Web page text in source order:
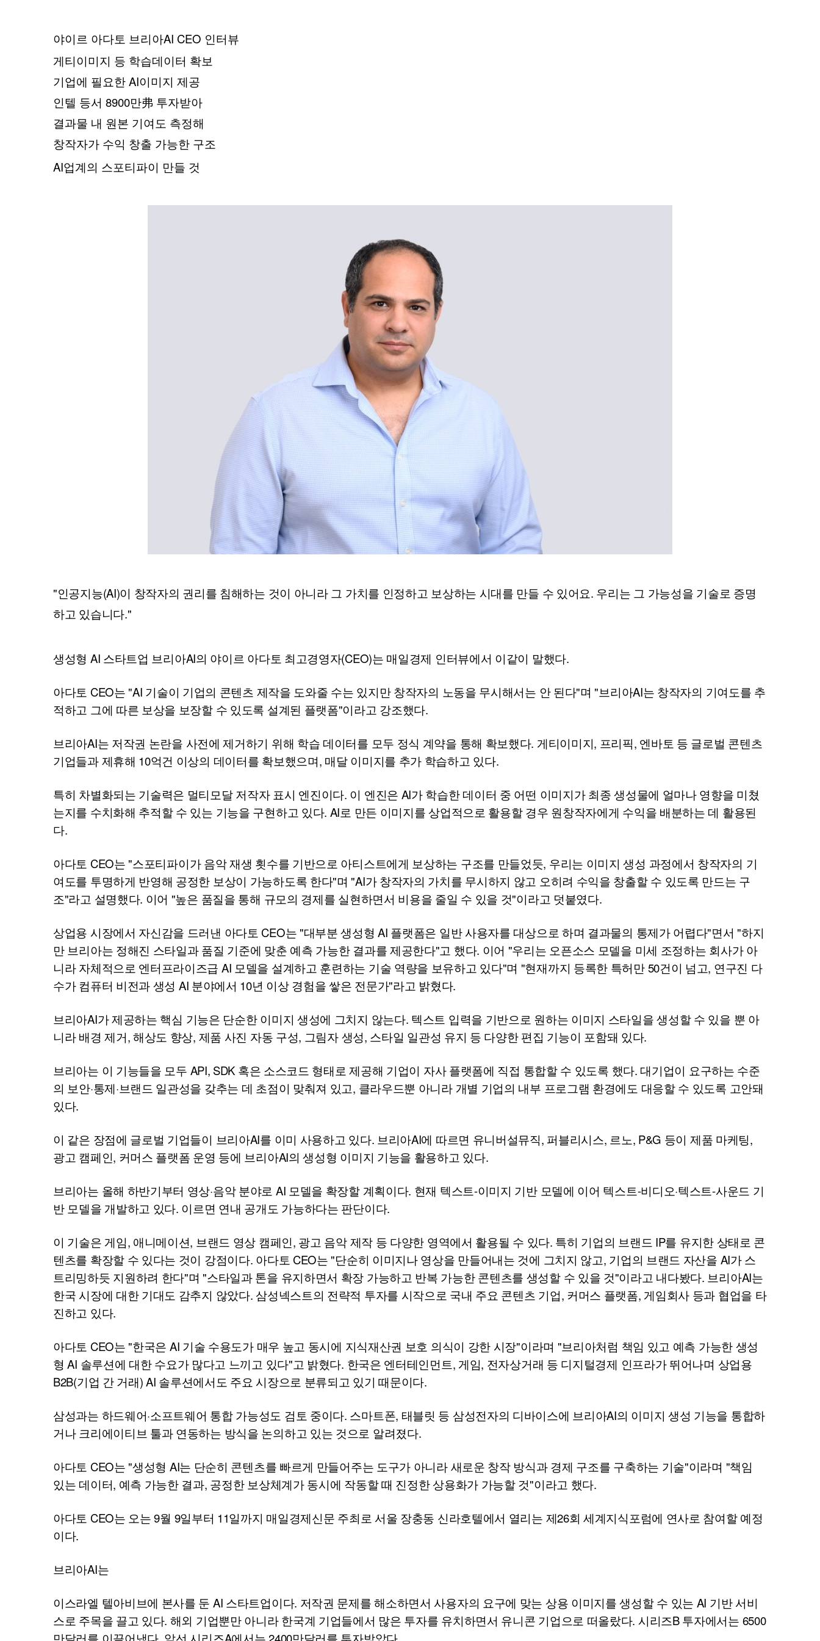
야이르 아다토 브리아AI CEO 인터뷰
게티이미지 등 학습데이터 확보
기업에 필요한 AI이미지 제공
인텔 등서 8900만弗 투자받아
결과물 내 원본 기여도 측정해
창작자가 수익 창출 가능한 구조
AI업계의 스포티파이 만들 것
"인공지능(AI)이 창작자의 권리를 침해하는 것이 아니라 그 가치를 인정하고 보상하는 시대를 만들 수 있어요. 우리는 그 가능성을 기술로 증명
하고 있습니다."
생성형 AI 스타트업 브리아AI의 야이르 아다토 최고경영자(CEO)는 매일경제 인터뷰에서 이같이 말했다.
아다토 CEO는 "AI 기술이 기업의 콘텐츠 제작을 도와줄 수는 있지만 창작자의 노동을 무시해서는 안 된다"며 "브리아AI는 창작자의 기여도를 추
적하고 그에 따른 보상을 보장할 수 있도록 설계된 플랫폼"이라고 강조했다.
브리아AI는 저작권 논란을 사전에 제거하기 위해 학습 데이터를 모두 정식 계약을 통해 확보했다. 게티이미지, 프리픽, 엔바토 등 글로벌 콘텐츠
기업들과 제휴해 10억건 이상의 데이터를 확보했으며, 매달 이미지를 추가 학습하고 있다.
특히 차별화되는 기술력은 멀티모달 저작자 표시 엔진이다. 이 엔진은 AI가 학습한 데이터 중 어떤 이미지가 최종 생성물에 얼마나 영향을 미쳤
는지를 수치화해 추적할 수 있는 기능을 구현하고 있다. AI로 만든 이미지를 상업적으로 활용할 경우 원창작자에게 수익을 배분하는 데 활용된
다.
아다토 CEO는 "스포티파이가 음악 재생 횟수를 기반으로 아티스트에게 보상하는 구조를 만들었듯, 우리는 이미지 생성 과정에서 창작자의 기
여도를 투명하게 반영해 공정한 보상이 가능하도록 한다"며 "AI가 창작자의 가치를 무시하지 않고 오히려 수익을 창출할 수 있도록 만드는 구
조"라고 설명했다. 이어 "높은 품질을 통해 규모의 경제를 실현하면서 비용을 줄일 수 있을 것"이라고 덧붙였다.
상업용 시장에서 자신감을 드러낸 아다토 CEO는 "대부분 생성형 AI 플랫폼은 일반 사용자를 대상으로 하며 결과물의 통제가 어렵다"면서 "하지
만 브리아는 정해진 스타일과 품질 기준에 맞춘 예측 가능한 결과를 제공한다"고 했다. 이어 "우리는 오픈소스 모델을 미세 조정하는 회사가 아
니라 자체적으로 엔터프라이즈급 AI 모델을 설계하고 훈련하는 기술 역량을 보유하고 있다"며 "현재까지 등록한 특허만 50건이 넘고, 연구진 다
수가 컴퓨터 비전과 생성 AI 분야에서 10년 이상 경험을 쌓은 전문가"라고 밝혔다.
브리아AI가 제공하는 핵심 기능은 단순한 이미지 생성에 그치지 않는다. 텍스트 입력을 기반으로 원하는 이미지 스타일을 생성할 수 있을 뿐 아
니라 배경 제거, 해상도 향상, 제품 사진 자동 구성, 그림자 생성, 스타일 일관성 유지 등 다양한 편집 기능이 포함돼 있다.
브리아는 이 기능들을 모두 API, SDK 혹은 소스코드 형태로 제공해 기업이 자사 플랫폼에 직접 통합할 수 있도록 했다. 대기업이 요구하는 수준
의 보안·통제·브랜드 일관성을 갖추는 데 초점이 맞춰져 있고, 클라우드뿐 아니라 개별 기업의 내부 프로그램 환경에도 대응할 수 있도록 고안돼
있다.
이 같은 장점에 글로벌 기업들이 브리아AI를 이미 사용하고 있다. 브리아AI에 따르면 유니버설뮤직, 퍼블리시스, 르노, P&G 등이 제품 마케팅,
광고 캠페인, 커머스 플랫폼 운영 등에 브리아AI의 생성형 이미지 기능을 활용하고 있다.
브리아는 올해 하반기부터 영상·음악 분야로 AI 모델을 확장할 계획이다. 현재 텍스트-이미지 기반 모델에 이어 텍스트-비디오·텍스트-사운드 기
반 모델을 개발하고 있다. 이르면 연내 공개도 가능하다는 판단이다.
이 기술은 게임, 애니메이션, 브랜드 영상 캠페인, 광고 음악 제작 등 다양한 영역에서 활용될 수 있다. 특히 기업의 브랜드 IP를 유지한 상태로 콘
텐츠를 확장할 수 있다는 것이 강점이다. 아다토 CEO는 "단순히 이미지나 영상을 만들어내는 것에 그치지 않고, 기업의 브랜드 자산을 AI가 스
트리밍하듯 지원하려 한다"며 "스타일과 톤을 유지하면서 확장 가능하고 반복 가능한 콘텐츠를 생성할 수 있을 것"이라고 내다봤다. 브리아AI는
한국 시장에 대한 기대도 감추지 않았다. 삼성넥스트의 전략적 투자를 시작으로 국내 주요 콘텐츠 기업, 커머스 플랫폼, 게임회사 등과 협업을 타
진하고 있다.
아다토 CEO는 "한국은 AI 기술 수용도가 매우 높고 동시에 지식재산권 보호 의식이 강한 시장"이라며 "브리아처럼 책임 있고 예측 가능한 생성
형 AI 솔루션에 대한 수요가 많다고 느끼고 있다"고 밝혔다. 한국은 엔터테인먼트, 게임, 전자상거래 등 디지털경제 인프라가 뛰어나며 상업용
B2B(기업 간 거래)AI 솔루션에서도 주요 시장으로 분류되고 있기 때문이다.
삼성과는 하드웨어·소프트웨어 통합 가능성도 검토 중이다. 스마트폰, 태블릿 등 삼성전자의 디바이스에 브리아AI의 이미지 생성 기능을 통합하
거나 크리에이티브 툴과 연동하는 방식을 논의하고 있는 것으로 알려졌다.
아다토 CEO는 "생성형 AI는 단순히 콘텐츠를 빠르게 만들어주는 도구가 아니라 새로운 창작 방식과 경제 구조를 구축하는 기술"이라며 "책임
있는 데이터, 예측 가능한 결과, 공정한 보상체계가 동시에 작동할 때 진정한 상용화가 가능할 것"이라고 했다.
아다토 CEO는 오는 9월 9일부터 11일까지 매일경제신문 주최로 서울 장충동 신라호텔에서 열리는 제26회 세계지식포럼에 연사로 참여할 예정
이다.
브리아AI는
이스라엘 텔아비브에 본사를 둔 AI 스타트업이다. 저작권 문제를 해소하면서 사용자의 요구에 맞는 상용 이미지를 생성할 수 있는 AI 기반 서비
스로 주목을 끌고 있다. 해외 기업뿐만 아니라 한국계 기업들에서 많은 투자를 유치하면서 유니콘 기업으로 떠올랐다. 시리즈B 투자에서는 6500